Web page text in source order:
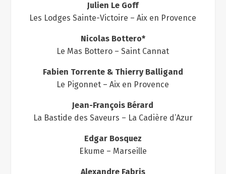
Julien Le Goff
Les Lodges Sainte-Victoire – Aix en Provence
Nicolas Bottero*
Le Mas Bottero – Saint Cannat
Fabien Torrente & Thierry Balligand
Le Pigonnet – Aix en Provence
Jean-François Bérard
La Bastide des Saveurs – La Cadière d’Azur
Edgar Bosquez
Ekume – Marseille
Alexandre Fabris